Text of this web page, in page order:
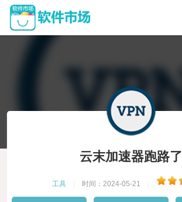
云末加速器跑路了
工具 时间：2024-05-21